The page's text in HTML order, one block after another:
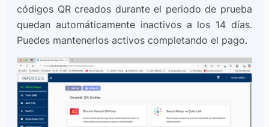
códigos QR creados durante el periodo de prueba
quedan automáticamente inactivos a los 14 días.
Puedes mantenerlos activos completando el pago.